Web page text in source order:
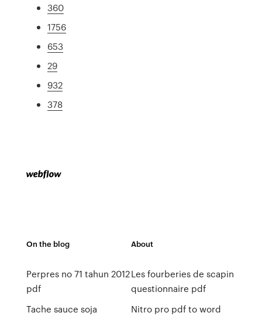
360
1756
653
29
932
378
On the blog
Perpres no 71 tahun 2012
pdf
Tache sauce soja
About
Les fourberies de scapin
questionnaire pdf
Nitro pro pdf to word